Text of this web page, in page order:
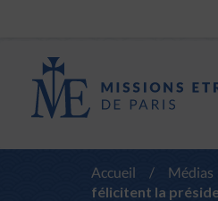
Accueil / Médias
félicitent la